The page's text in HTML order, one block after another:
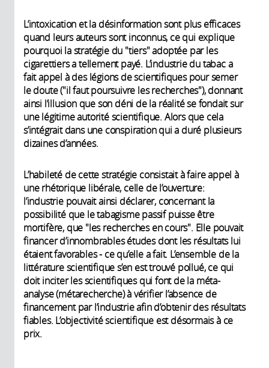
L’intoxication et la désinformation sont plus efficaces
quand leurs auteurs sont inconnus, ce qui explique
pourquoi la stratégie du "tiers" adoptée par les
cigarettiers a tellement payé. L’industrie du tabac a
fait appel à des légions de scientifiques pour semer
le doute ("il faut poursuivre les recherches"), donnant
ainsi l’illusion que son déni de la réalité se fondait sur
une légitime autorité scientifique. Alors que cela
s’intégrait dans une conspiration qui a duré plusieurs
dizaines d’années.
L’habileté de cette stratégie consistait à faire appel à
une rhétorique libérale, celle de l’ouverture:
l’industrie pouvait ainsi déclarer, concernant la
possibilité que le tabagisme passif puisse être
mortifère, que "les recherches en cours". Elle pouvait
financer d’innombrables études dont les résultats lui
étaient favorables - ce qu’elle a fait. L’ensemble de la
littérature scientifique s’en est trouvé pollué, ce qui
doit inciter les scientifiques qui font de la méta-
analyse (métarecherche) à vérifier l’absence de
financement par l’industrie afin d’obtenir des résultats
fiables. L’objectivité scientifique est désormais à ce
prix.